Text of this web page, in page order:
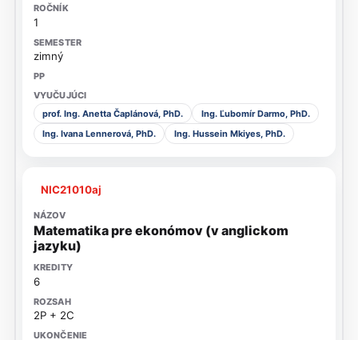
1
zimný
prof. Ing. Anetta Čaplánová, PhD.
Ing. Ľubomír Darmo, PhD.
Ing. Ivana Lennerová, PhD.
Ing. Hussein Mkiyes, PhD.
NIC21010aj
Matematika pre ekonómov (v anglickom
jazyku)
6
2P + 2C